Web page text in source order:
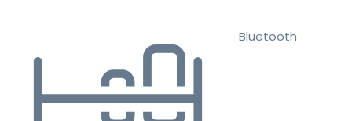
Bluetooth